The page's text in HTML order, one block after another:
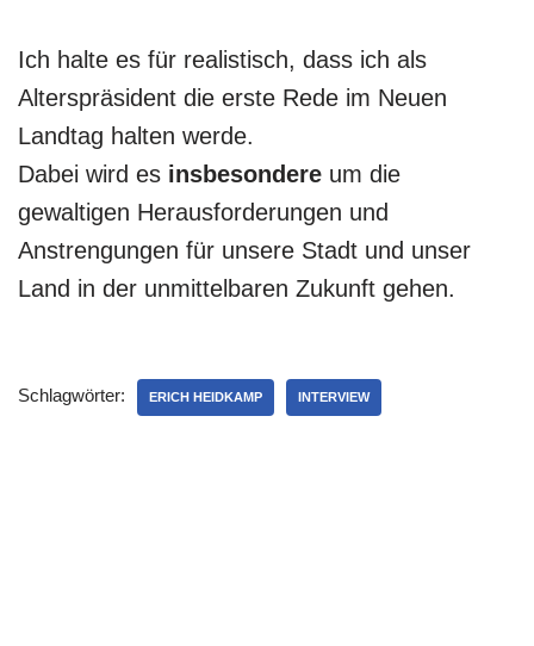
Ich halte es für realistisch, dass ich als
Alterspräsident die erste Rede im Neuen
Landtag halten werde.
Dabei wird es insbesondere um die
gewaltigen Herausforderungen und
Anstrengungen für unsere Stadt und unser
Land in der unmittelbaren Zukunft gehen.
Schlagwörter: ERICH HEIDKAMP INTERVIEW